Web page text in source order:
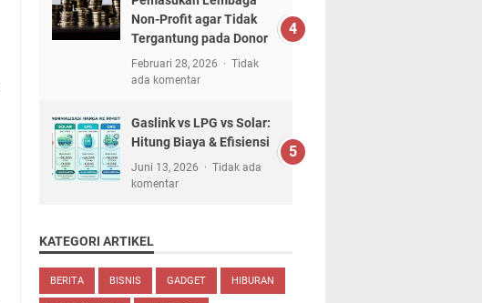
Non-Profit agar Tidak
Tergantung pada Donor
Februari 28, 2026
Tidak
ada komentar
Gaslink vs LPG vs Solar:
Hitung Biaya & Efisiensi
Juni 13, 2026
Tidak ada
komentar
KATEGORI ARTIKEL
BERITA BISNIS GADGET HIBURAN